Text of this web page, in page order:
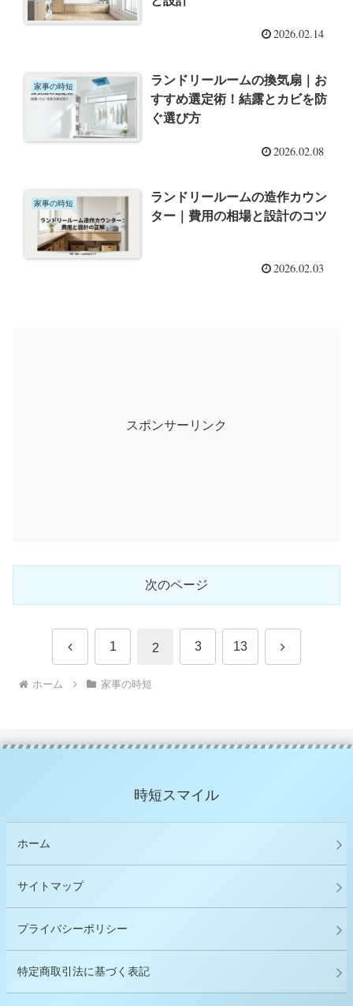
2026.02.14
家事の時短
ランドリールームの換気扇｜お
すすめ選定術！結露とカビを防
ぐ選び方
2026.02.08
家事の時短
ランドリールームの造作カウン
ター｜費用の相場と設計のコツ
2026.02.03
スポンサーリンク
次のページ
前
へ
1 2 3 13 次
ホーム 家事の時短
時短スマイル
ホーム
サイトマップ
プライバシーポリシー
特定商取引法に基づく表記